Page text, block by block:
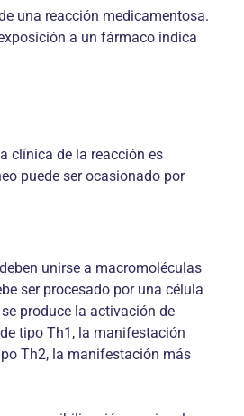
una reacción medicamentosa.
a un fármaco indica
clínica de la reacción es
puede ser ocasionado por
unirse a macromoléculas
ser procesado por una célula
produce la activación de
tipo Th1, la manifestación
Th2, la manifestación más